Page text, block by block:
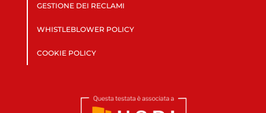
GESTIONE DEI RECLAMI
WHISTLEBLOWER POLICY
COOKIE POLICY